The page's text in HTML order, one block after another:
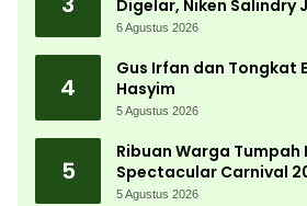
Digelar, Niken Salindry
Ribuan Pengunjung
6 Agustus 2026
4
Gus Irfan dan Tongkat
Hasyim
5 Agustus 2026
5
Ribuan Warga Tumpah
Spectacular Carnival
Kemerdekaan Terbesar
5 Agustus 2026